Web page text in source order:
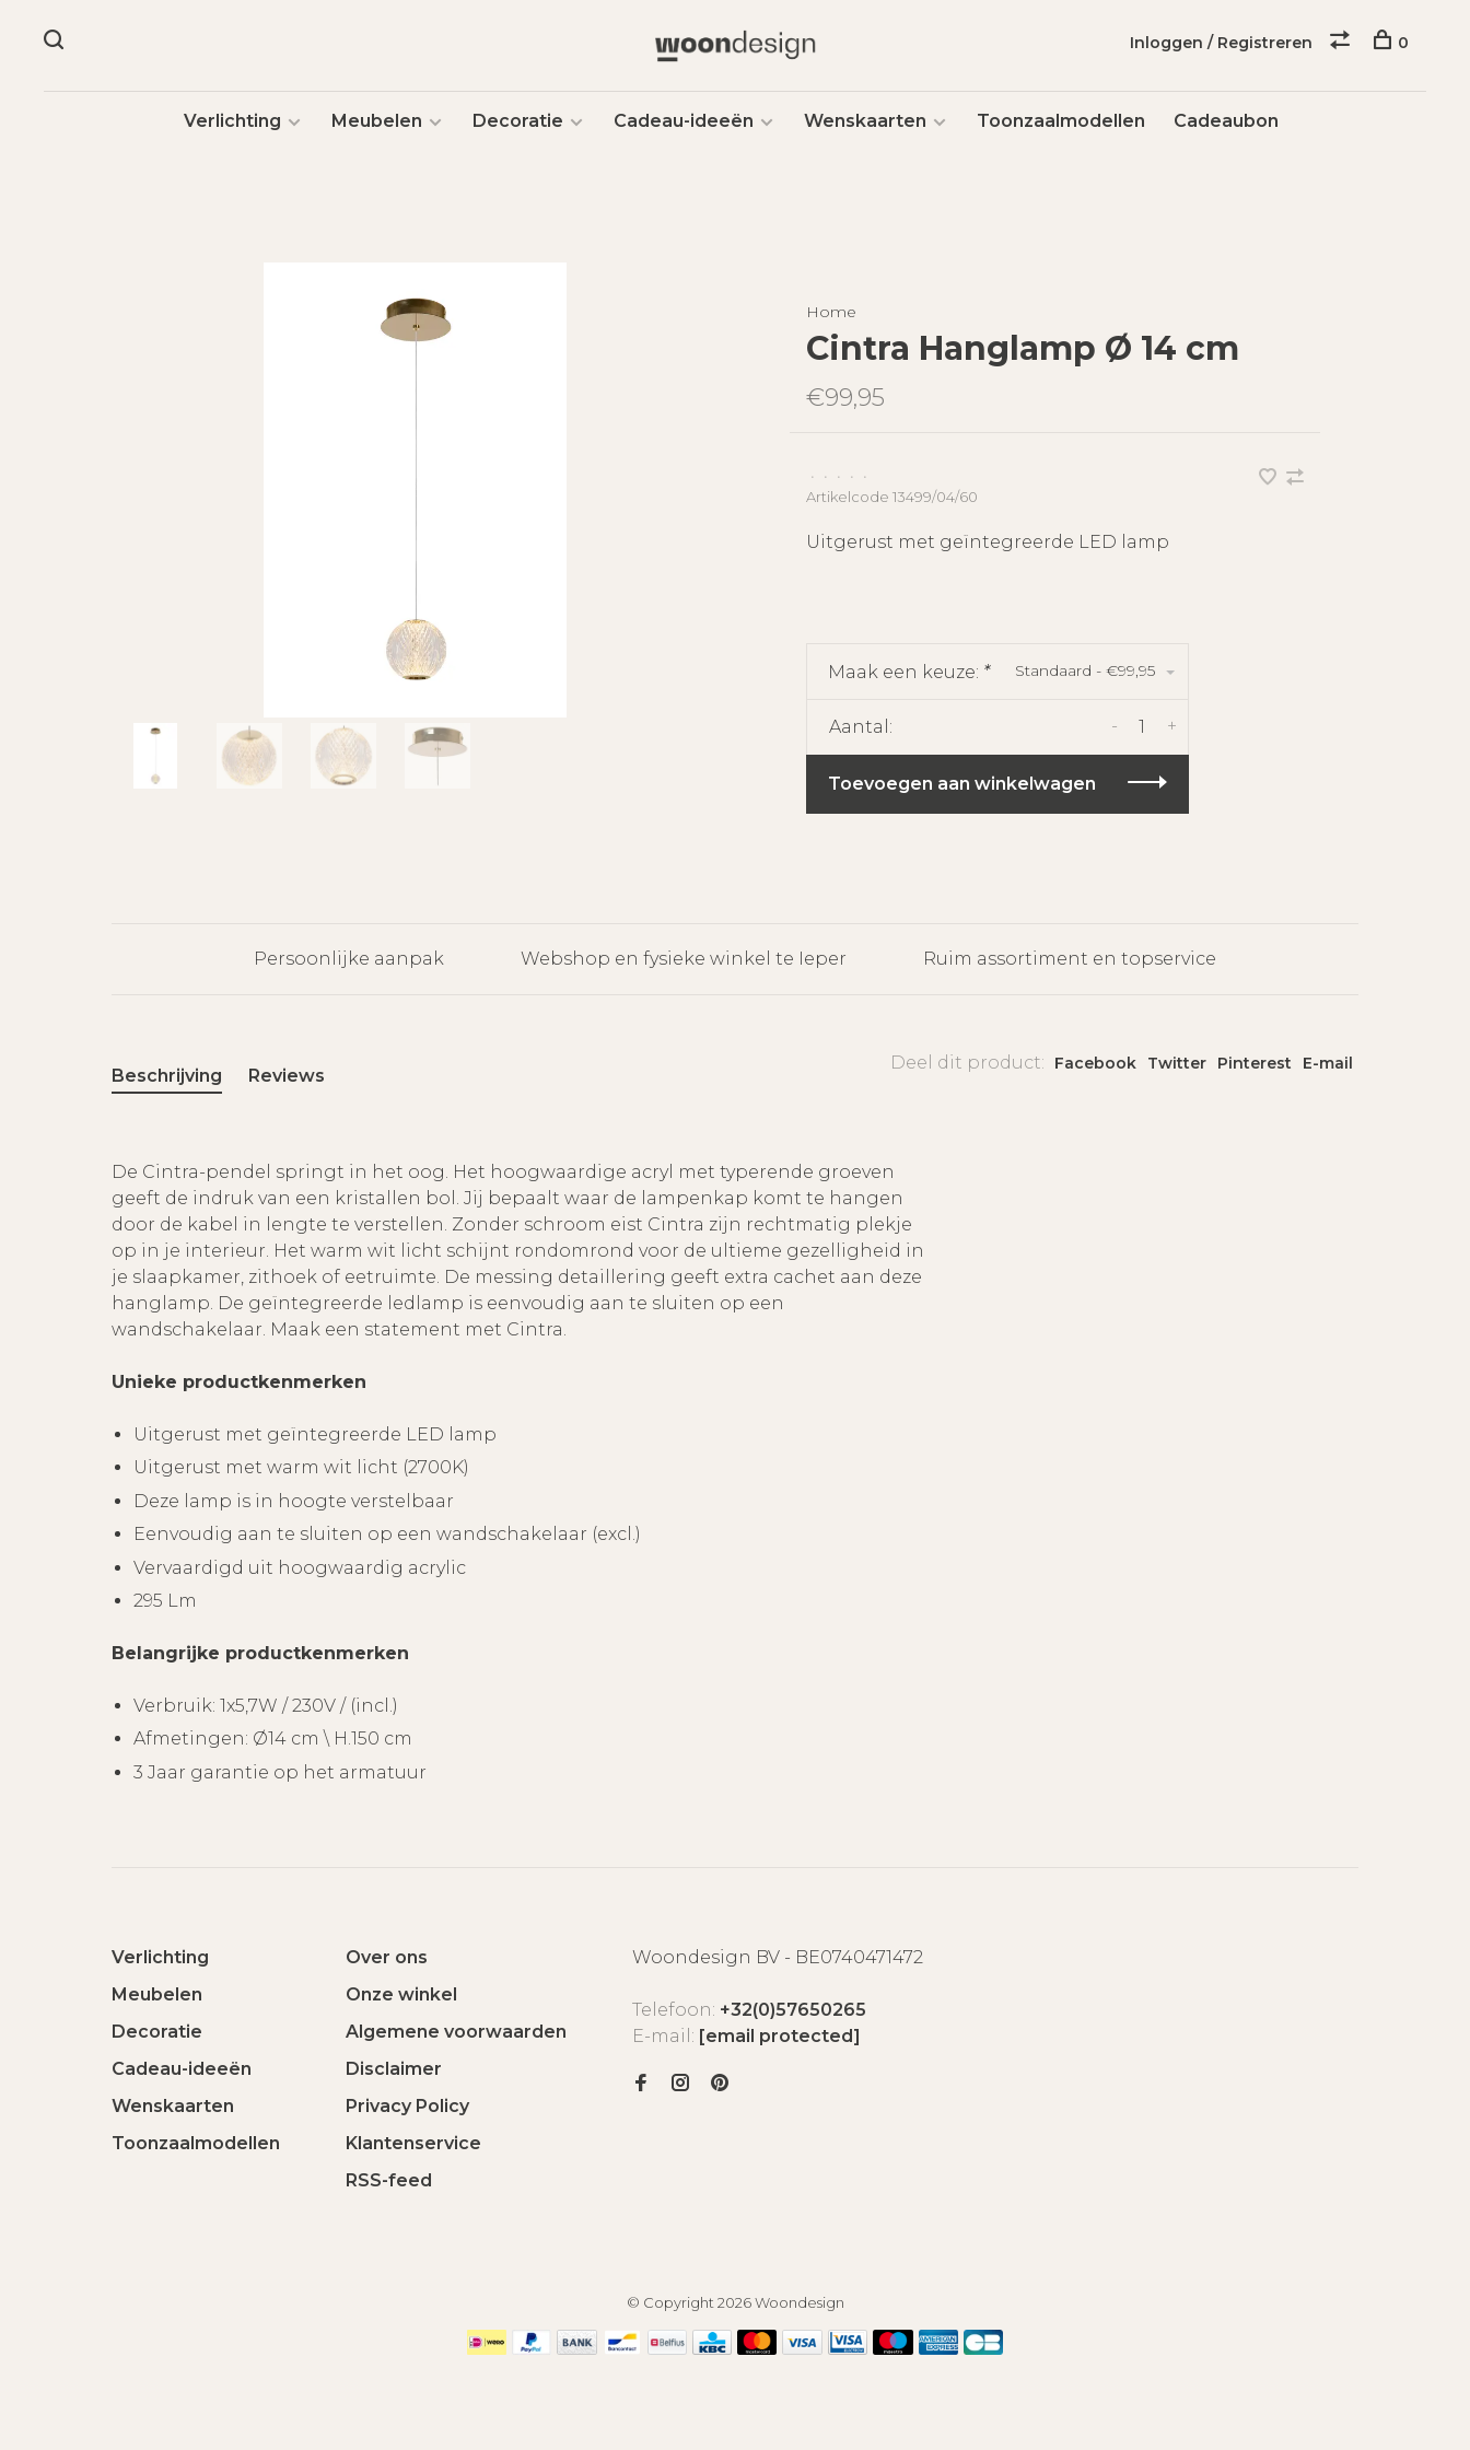
Verlichting Meubelen Decoratie Cadeau-ideeën Wenskaarten Toonzaalmodellen Cadeaubon
Inloggen / Registreren 0
Home
Cintra Hanglamp Ø 14 cm
€99,95
• • • •
•
Artikelcode 13499/04/60
Uitgerust met geïntegreerde LED lamp
Maak een keuze: * Standaard - €99,95
Aantal: +
-
Toevoegen aan winkelwagen
Persoonlijke aanpak Webshop en fysieke winkel te Ieper Ruim assortiment en topservice
Deel dit product: Facebook Twitter Pinterest E-mail
Beschrijving Reviews
De Cintra-pendel springt in het oog. Het hoogwaardige acryl met typerende groeven
geeft de indruk van een kristallen bol. Jij bepaalt waar de lampenkap komt te hangen
door de kabel in lengte te verstellen. Zonder schroom eist Cintra zijn rechtmatig plekje
op in je interieur. Het warm wit licht schijnt rondomrond voor de ultieme gezelligheid in
je slaapkamer, zithoek of eetruimte. De messing detaillering geeft extra cachet aan deze
hanglamp. De geïntegreerde ledlamp is eenvoudig aan te sluiten op een
wandschakelaar. Maak een statement met Cintra.
Unieke productkenmerken
Uitgerust met geïntegreerde LED lamp
Uitgerust met warm wit licht (2700K)
Deze lamp is in hoogte verstelbaar
Eenvoudig aan te sluiten op een wandschakelaar (excl.)
Vervaardigd uit hoogwaardig acrylic
295 Lm
Belangrijke productkenmerken
Verbruik: 1x5,7W / 230V / (incl.)
Afmetingen: Ø14 cm \ H.150 cm
3 Jaar garantie op het armatuur
Verlichting
Meubelen
Decoratie
Cadeau-ideeën
Wenskaarten
Toonzaalmodellen
Over ons
Onze winkel
Algemene voorwaarden
Disclaimer
Privacy Policy
Klantenservice
RSS-feed
Woondesign BV - BE0740471472
Telefoon: +32(0)57650265
E-mail: [email protected]
© Copyright 2026 Woondesign